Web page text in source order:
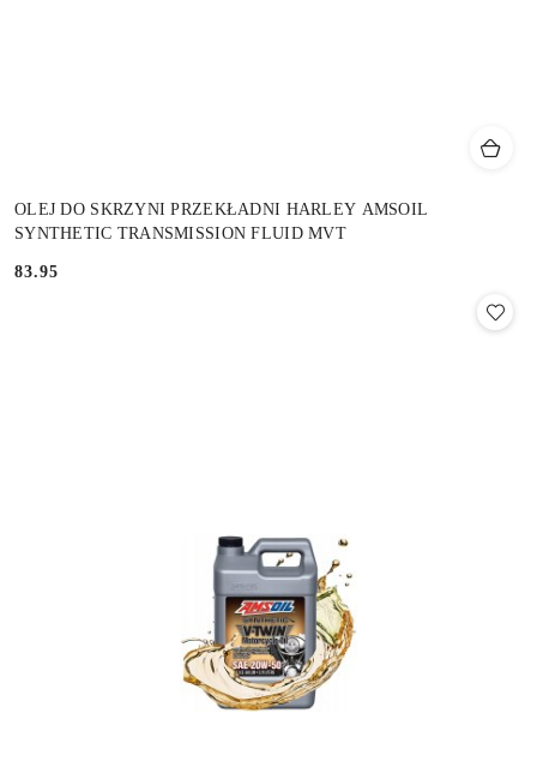
OLEJ DO SKRZYNI PRZEKŁADNI HARLEY AMSOIL
SYNTHETIC TRANSMISSION FLUID MVT
Cena:
83.95